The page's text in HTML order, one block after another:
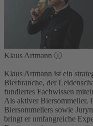
Klaus Artmann ⓘ
Klaus Artmann ist ein
Bierbranche, der
fundiertes Fachwissen
Als aktiver Biersommelier,
Biersommeliers sowie
bringt er umfangreiche